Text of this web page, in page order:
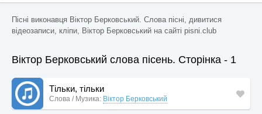
Пісні виконавця Віктор Берковський. Слова пісні, дивитися
відеозаписи, кліпи, Віктор Берковський на сайті pisni.club
Віктор Берковський слова пісень. Сторінка - 1
Тільки, тільки
Слова / Музика: Віктор Берковський